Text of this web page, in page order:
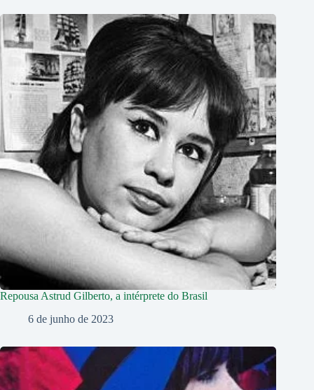
Repousa Astrud Gilberto, a intérprete do Brasil
6 de junho de 2023